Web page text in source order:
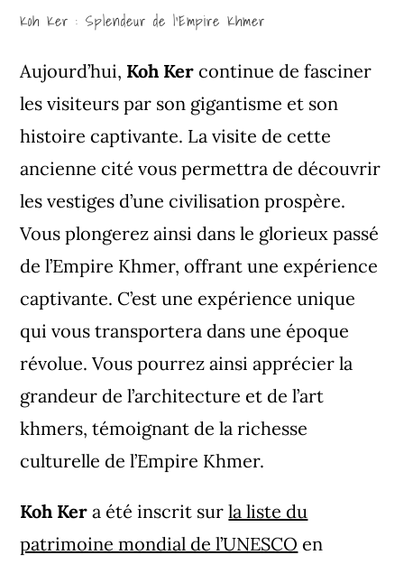
Koh Ker : Splendeur de l’Empire Khmer
Aujourd’hui, Koh Ker continue de fasciner
les visiteurs par son gigantisme et son
histoire captivante. La visite de cette
ancienne cité vous permettra de découvrir
les vestiges d’une civilisation prospère.
Vous plongerez ainsi dans le glorieux passé
de l’Empire Khmer, offrant une expérience
captivante. C’est une expérience unique
qui vous transportera dans une époque
révolue. Vous pourrez ainsi apprécier la
grandeur de l’architecture et de l’art
khmers, témoignant de la richesse
culturelle de l’Empire Khmer.
Koh Ker a été inscrit surla liste du
patrimoine mondial de l’UNESCO en